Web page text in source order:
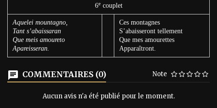
6ecouplet
Aquelei mountagno,
Tant s’abaissaran
Que meis amoureto
Apareisseran.
Ces montagnes
S’abaisseront tellement
Que mes amourettes
Apparaîtront.
COMMENTAIRES (0) Note
Aucun avis n'a été publié pour le moment.